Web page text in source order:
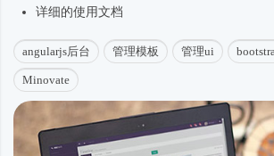
详细的使用文档
angularjs后台 管理模板 管理ui
Minovate